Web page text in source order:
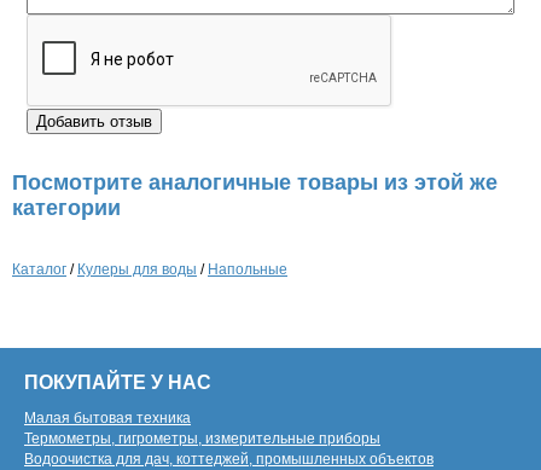
Посмотрите аналогичные товары из этой же
категории
Каталог / Кулеры для воды / Напольные
ПОКУПАЙТЕ У НАС
Малая бытовая техника
Термометры, гигрометры, измерительные приборы
Водоочистка для дач, коттеджей, промышленных объектов